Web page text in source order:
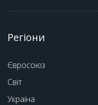
Регіони
Євросоюз
Світ
Україна